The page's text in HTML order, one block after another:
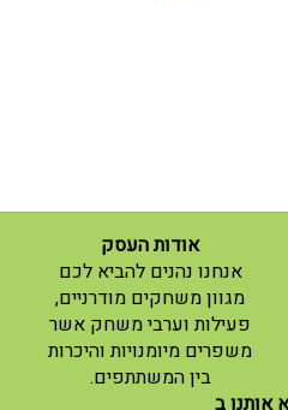
אודות העסק
אנחנו נהנים להביא לכם
מגוון משחקים מודרניים,
פעילות וערבי משחק אשר
משפרים מיומנויות והיכרות
בין המשתתפים.
אותנו ב